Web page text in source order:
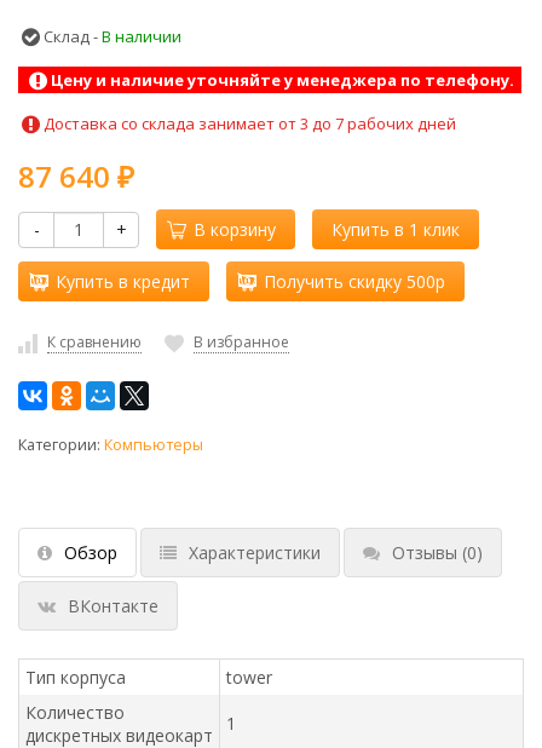
Склад -В наличии
Цену и наличие уточняйте у менеджера по телефону.
Доставка со склада занимает от 3 до 7 рабочих дней
87 640 ₽
- + В корзину Купить в 1 клик
Купить в кредит Получить скидку 500р
К сравнению В избранное
Категории: Компьютеры
Обзор Характеристики Отзывы (0)
ВКонтакте
Тип корпуса
tower
Количество
дискретных видеокарт
1